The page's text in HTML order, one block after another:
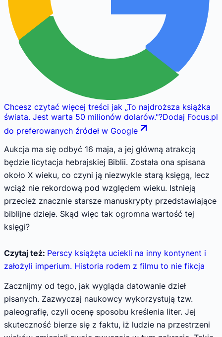
Chcesz czytać więcej treści jak „To najdroższa książka
świata. Jest warta 50 milionów dolarów."?Dodaj Focus.pl
do preferowanych źródeł w Google
Aukcja ma się odbyć 16 maja, a jej główną atrakcją
będzie licytacja hebrajskiej Biblii. Została ona spisana
około X wieku, co czyni ją niezwykle starą księgą, lecz
wciąż nie rekordową pod względem wieku. Istnieją
przecież znacznie starsze manuskrypty przedstawiające
biblijne dzieje. Skąd więc tak ogromna wartość tej
księgi?
Czytaj też: Perscy książęta uciekli na inny kontynent i
założyli imperium. Historia rodem z filmu to nie fikcja
Zacznijmy od tego, jak wygląda datowanie dzieł
pisanych. Zazwyczaj naukowcy wykorzystują tzw.
paleografię, czyli ocenę sposobu kreślenia liter. Jej
skuteczność bierze się z faktu, iż ludzie na przestrzeni